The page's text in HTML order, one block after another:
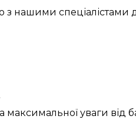
з нашими спеціалістами
максимальної уваги від